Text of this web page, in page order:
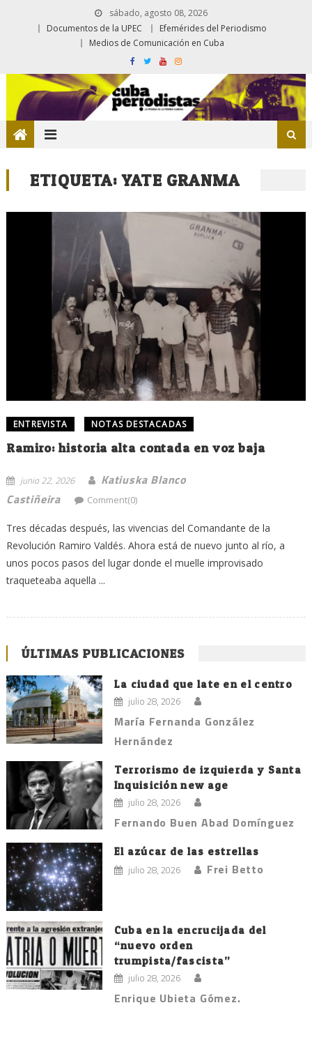
sábado, agosto 08, 2026
Documentos de la UPEC
Efemérides del Periodismo
Medios de Comunicación en Cuba
ETIQUETA:YATE GRANMA
ENTREVISTA NOTAS DESTACADAS
Ramiro: historia alta contada en voz baja
junio 22, 2026
Katiuska Blanco
Castiñeira
Comment(0)
Tres décadas después, las vivencias del Comandante de la
Revolución Ramiro Valdés. Ahora está de nuevo junto al río, a
unos pocos pasos del lugar donde el muelle improvisado
traqueteaba aquella ...
ÚLTIMAS PUBLICACIONES
La ciudad que late en el centro
julio 28, 2026
María Fernanda González
Hernández
Terrorismo de izquierda y Santa
Inquisición new age
julio 28, 2026
Fernando Buen Abad Domínguez
El azúcar de las estrellas
julio 28, 2026 Frei Betto
Cuba en la encrucijada del
“nuevo orden
trumpista/fascista”
julio 28, 2026
Enrique Ubieta Gómez.